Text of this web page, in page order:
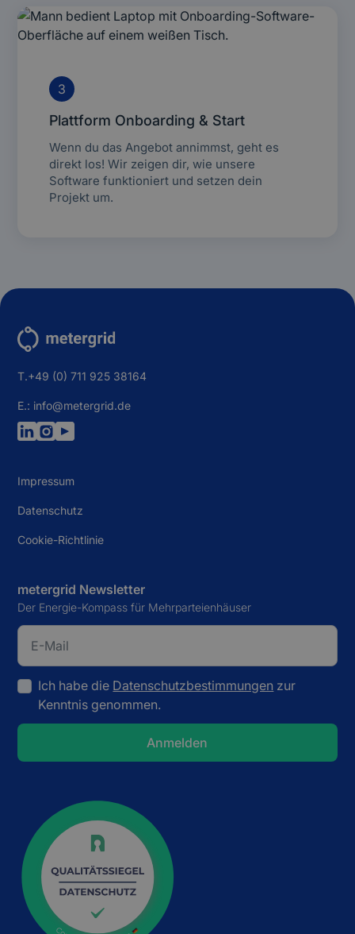
3
Plattform Onboarding & Start
Wenn du das Angebot annimmst, geht es
direkt los! Wir zeigen dir, wie unsere
Software funktioniert und setzen dein
Projekt um.
T.+49 (0) 711 925 38164
E.: info@metergrid.de
Impressum
Datenschutz
Cookie-Richtlinie
metergrid Newsletter
Der Energie-Kompass für Mehrparteienhäuser
Ich habe die Datenschutzbestimmungen zur
Kenntnis genommen.